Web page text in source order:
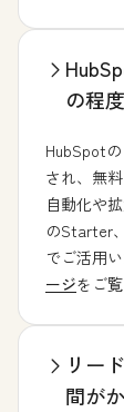
の程
HubSpot
され、無
自動化や
のStarter
でご活用
ージをご
リー
間が